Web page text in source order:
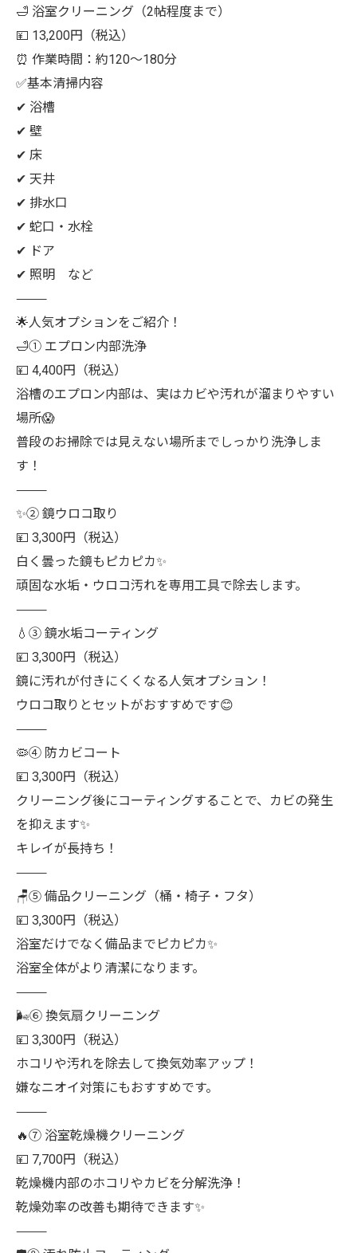
🛁 浴室クリーニング（2帖程度まで）
💴 13,200円（税込）
⏰ 作業時間：約120～180分
✅基本清掃内容
✔ 浴槽
✔ 壁
✔ 床
✔ 天井
✔ 排水口
✔ 蛇口・水栓
✔ ドア
✔ 照明 など
⸻
🌟人気オプションをご紹介！
🛁① エプロン内部洗浄
💴 4,400円（税込）
浴槽のエプロン内部は、実はカビや汚れが溜まりやすい
場所😱
普段のお掃除では見えない場所までしっかり洗浄しま
す！
⸻
✨② 鏡ウロコ取り
💴 3,300円（税込）
白く曇った鏡もピカピカ✨
頑固な水垢・ウロコ汚れを専用工具で除去します。
⸻
💧③ 鏡水垢コーティング
💴 3,300円（税込）
鏡に汚れが付きにくくなる人気オプション！
ウロコ取りとセットがおすすめです😊
⸻
🦠④ 防カビコート
💴 3,300円（税込）
クリーニング後にコーティングすることで、カビの発生
を抑えます✨
キレイが長持ち！
⸻
🪑⑤ 備品クリーニング（桶・椅子・フタ）
💴 3,300円（税込）
浴室だけでなく備品までピカピカ✨
浴室全体がより清潔になります。
⸻
🌬⑥ 換気扇クリーニング
💴 3,300円（税込）
ホコリや汚れを除去して換気効率アップ！
嫌なニオイ対策にもおすすめです。
⸻
🔥⑦ 浴室乾燥機クリーニング
💴 7,700円（税込）
乾燥機内部のホコリやカビを分解洗浄！
乾燥効率の改善も期待できます✨
⸻